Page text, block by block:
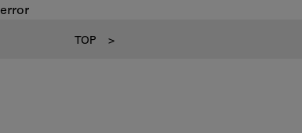
error
TOP >